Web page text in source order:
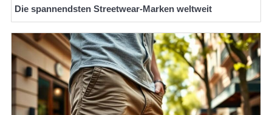
Die spannendsten Streetwear-Marken weltweit